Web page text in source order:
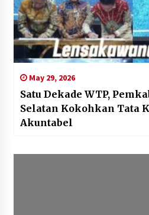
May 29, 2026
Satu Dekade WTP,
Selatan Kokohkan Tata
Akuntabel‎